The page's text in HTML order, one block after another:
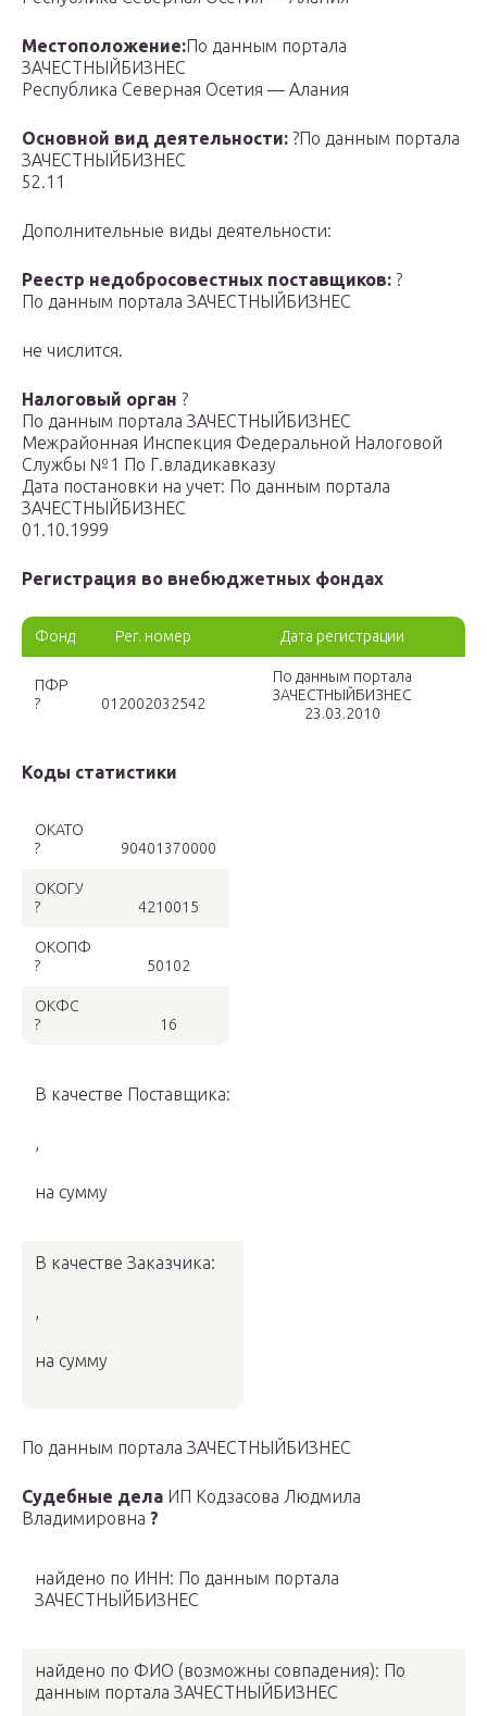
Местоположение:По данным портала
ЗАЧЕСТНЫЙБИЗНЕС
Республика Северная Осетия — Алания
Основной вид деятельности: ?По данным портала
ЗАЧЕСТНЫЙБИЗНЕС
52.11
Дополнительные виды деятельности:
Реестр недобросовестных поставщиков: ?
По данным портала ЗАЧЕСТНЫЙБИЗНЕС
не числится.
Налоговый орган ?
По данным портала ЗАЧЕСТНЫЙБИЗНЕС
Межрайонная Инспекция Федеральной Налоговой
Службы №1 По Г.владикавказу
Дата постановки на учет: По данным портала
ЗАЧЕСТНЫЙБИЗНЕС
01.10.1999
Регистрация во внебюджетных фондах
Фонд Рег. номер Дата регистрации
ПФР
?
012002032542
По данным портала
ЗАЧЕСТНЫЙБИЗНЕС
23.03.2010
Коды статистики
ОКАТО
?
90401370000
ОКОГУ
?
4210015
ОКОПФ
?
50102
ОКФС
?
16
В качестве Поставщика:
,
на сумму
В качестве Заказчика:
,
на сумму
По данным портала ЗАЧЕСТНЫЙБИЗНЕС
Судебные дела ИП Кодзасова Людмила
Владимировна ?
найдено по ИНН: По данным портала
ЗАЧЕСТНЫЙБИЗНЕС
найдено по ФИО (возможны совпадения): По
данным портала ЗАЧЕСТНЫЙБИЗНЕС